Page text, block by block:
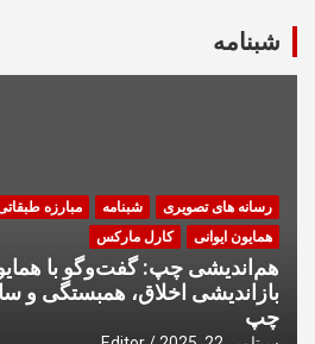
شبنامه
رسانه های تصویری شبنامه مبارزه
همایون ایوانی
کارل مارکس
هم‌اندیشی چپ: گفت‌وگو با
بازاندیشی اخلاق، همبستگی و
چپ